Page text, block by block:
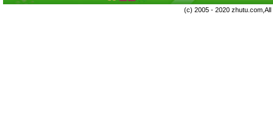
(c) 2005 - 2020